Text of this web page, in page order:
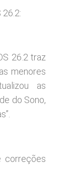
26.2 traz
menores
as
do Sono,
correções